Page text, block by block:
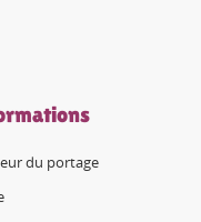
du portage